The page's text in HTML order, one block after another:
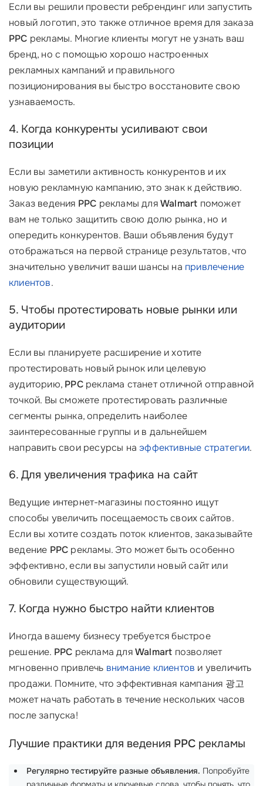
Если вы решили провести ребрендинг или запустить
новый логотип, это также отличное время для заказа
PPC рекламы. Многие клиенты могут не узнать ваш
бренд, но с помощью хорошо настроенных
рекламных кампаний и правильного
позиционирования вы быстро восстановите свою
узнаваемость.
4. Когда конкуренты усиливают свои
позиции
Если вы заметили активность конкурентов и их
новую рекламную кампанию, это знак к действию.
Заказ ведения PPC рекламы дляWalmart поможет
вам не только защитить свою долю рынка, но и
опередить конкурентов. Ваши объявления будут
отображаться на первой странице результатов, что
значительно увеличит ваши шансы на привлечение
клиентов.
5. Чтобы протестировать новые рынки или
аудитории
Если вы планируете расширение и хотите
протестировать новый рынок или целевую
аудиторию, PPCреклама станет отличной отправной
точкой. Вы сможете протестировать различные
сегменты рынка, определить наиболее
заинтересованные группы и в дальнейшем
направить свои ресурсы на эффективные стратегии.
6. Для увеличения трафика на сайт
Ведущие интернет-магазины постоянно ищут
способы увеличить посещаемость своих сайтов.
Если вы хотите создать поток клиентов, заказывайте
ведение PPC рекламы. Это может быть особенно
эффективно, если вы запустили новый сайт или
обновили существующий.
7. Когда нужно быстро найти клиентов
Иногда вашему бизнесу требуется быстрое
решение. PPC реклама дляWalmart позволяет
мгновенно привлечь внимание клиентов и увеличить
продажи. Помните, что эффективная кампания 광고
может начать работать в течение нескольких часов
после запуска!
Лучшие практики для ведения PPC рекламы
Регулярно тестируйте разные объявления. Попробуйте